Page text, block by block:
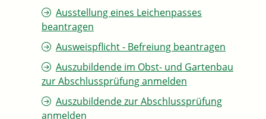
Ausstellung eines Leichenpasses
beantragen
Ausweispflicht - Befreiung beantragen
Auszubildende im Obst- und Gartenbau
zur Abschlussprüfung anmelden
Auszubildende zur Abschlussprüfung
anmelden